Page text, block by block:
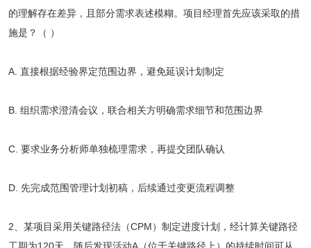
的理解存在差异，且部分需求表述模糊。项目经理首先应该采取的措
施是？（ ）
A. 直接根据经验界定范围边界，避免延误计划制定
B. 组织需求澄清会议，联合相关方明确需求细节和范围边界
C. 要求业务分析师单独梳理需求，再提交团队确认
D. 先完成范围管理计划初稿，后续通过变更流程调整
2、某项目采用关键路径法（CPM）制定进度计划，经计算关键路径